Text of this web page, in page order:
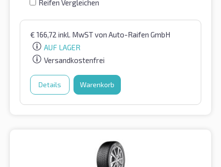
Reifen Vergleichen
€ 166,72 inkl. MwSTvon Auto-Raifen GmbH
AUF LAGER
Versandkostenfrei
Details Warenkorb